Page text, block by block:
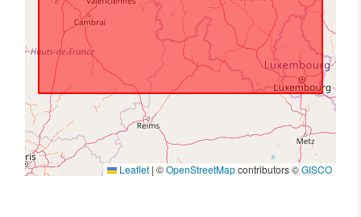
Leaflet | ©OpenStreetMapcontributors ©GISCO